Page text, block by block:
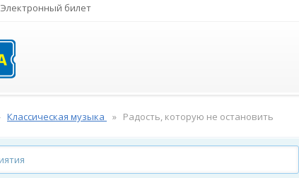
Электронный билет
Классическая музыка Радость, которую не остановить